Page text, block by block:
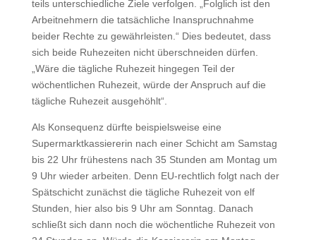
teils unterschiedliche Ziele verfolgen. „Folglich ist den
Arbeitnehmern die tatsächliche Inanspruchnahme
beider Rechte zu gewährleisten.“ Dies bedeutet, dass
sich beide Ruhezeiten nicht überschneiden dürfen.
„Wäre die tägliche Ruhezeit hingegen Teil der
wöchentlichen Ruhezeit, würde der Anspruch auf die
tägliche Ruhezeit ausgehöhlt“.
Als Konsequenz dürfte beispielsweise eine
Supermarktkassiererin nach einer Schicht am Samstag
bis 22 Uhr frühestens nach 35 Stunden am Montag um
9 Uhr wieder arbeiten. Denn EU-rechtlich folgt nach der
Spätschicht zunächst die tägliche Ruhezeit von elf
Stunden, hier also bis 9 Uhr am Sonntag. Danach
schließt sich dann noch die wöchentliche Ruhezeit von